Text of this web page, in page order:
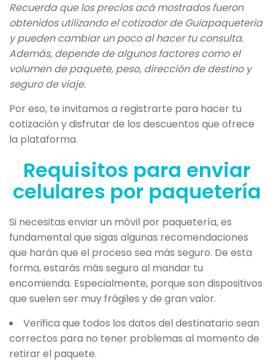
Recuerda que los precios acá mostrados fueron
obtenidos utilizando el cotizador de Guiapaqueteria
y pueden cambiar un poco al hacer tu consulta.
Además, depende de algunos factores como el
volumen de paquete, peso, dirección de destino y
seguro de viaje.
Por eso, te invitamos a registrarte para hacer tu
cotización y disfrutar de los descuentos que ofrece
la plataforma.
Requisitos para enviar
celulares por paquetería
Si necesitas enviar un móvil por paquetería, es
fundamental que sigas algunas recomendaciones
que harán que el proceso sea más seguro. De esta
forma, estarás más seguro al mandar tu
encomienda. Especialmente, porque son dispositivos
que suelen ser muy frágiles y de gran valor.
Verifica que todos los datos del destinatario sean
correctos para no tener problemas al momento de
retirar el paquete.